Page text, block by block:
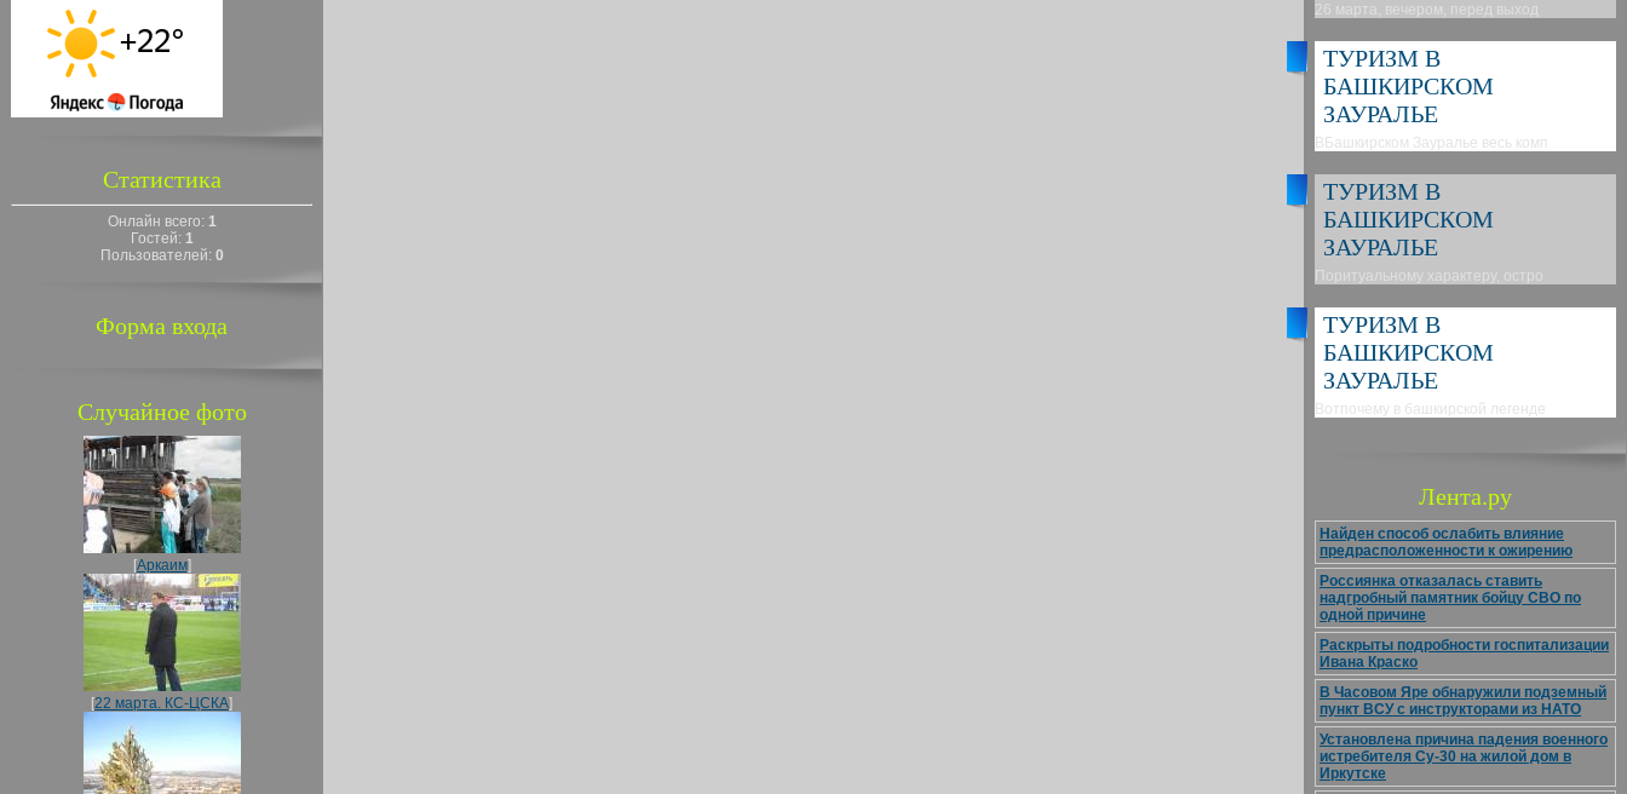
Статистика
Онлайн всего: 1
Гостей: 1
Пользователей: 0
Форма входа
Случайное фото
[Аркаим]
[22 марта. КС-ЦСКА]
26 марта, вечером, перед выход
ТУРИЗМ В
БАШКИРСКОМ
ЗАУРАЛЬЕ
ВБашкирском Зауралье весь комп
ТУРИЗМ В
БАШКИРСКОМ
ЗАУРАЛЬЕ
Поритуальному характеру, остро
ТУРИЗМ В
БАШКИРСКОМ
ЗАУРАЛЬЕ
Вотпочему в башкирской легенде
Лента.ру
Найден способ ослабить влияние
предрасположенности к ожирению
Россиянка отказалась ставить
надгробный памятник бойцу СВО по
одной причине
Раскрыты подробности госпитализации
Ивана Краско
В Часовом Яре обнаружили подземный
пункт ВСУ с инструкторами из НАТО
Установлена причина падения военного
истребителя Су-30 на жилой дом в
Иркутске